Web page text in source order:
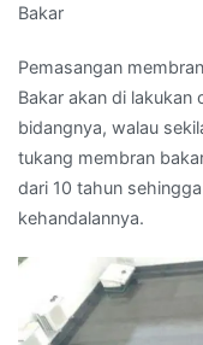
Bakar
Pemasangan
Bakar akan di lakukan
bidangnya, walau
tukang membran
dari 10 tahun
kehandalannya.